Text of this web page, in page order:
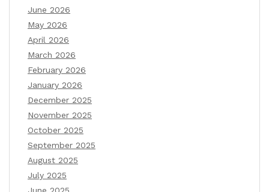
June 2026
May 2026
April 2026
March 2026
February 2026
January 2026
December 2025
November 2025
October 2025
September 2025
August 2025
July 2025